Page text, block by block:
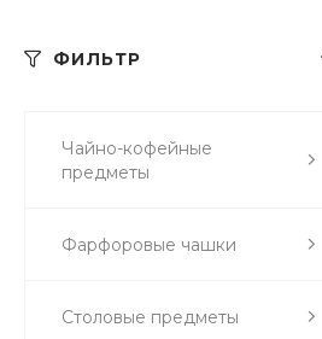
ФИЛЬТР
Чайно-кофейные
предметы
Фарфоровые чашки
Столовые предметы